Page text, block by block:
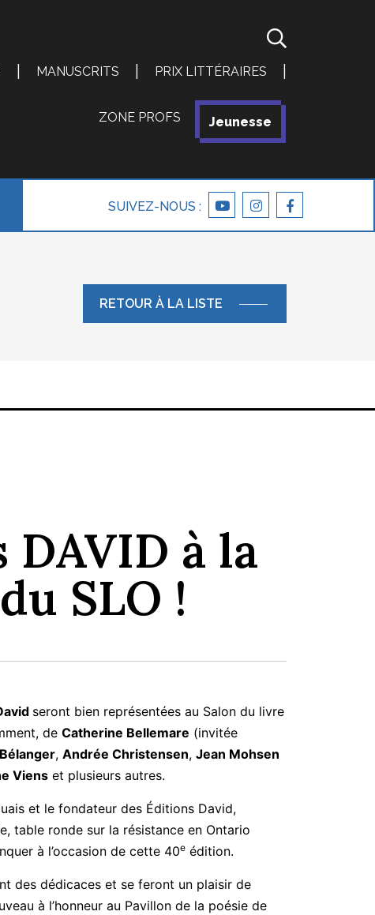
MANUSCRITS PRIX LITTÉRAIRES
ZONE PROFS Jeunesse
SUIVEZ-NOUS :
RETOUR À LA LISTE
à la
SLO !
seront bien représentées au Salon du livre
de Catherine Bellemare (invitée
, Andrée Christensen, Jean Mohsen
Viens et plusieurs autres.
et le fondateur des Éditions David,
table ronde sur la résistance en Ontario
à l’occasion de cette 40e édition.
des dédicaces et se feront un plaisir de
à l’honneur au Pavillon de la poésie de